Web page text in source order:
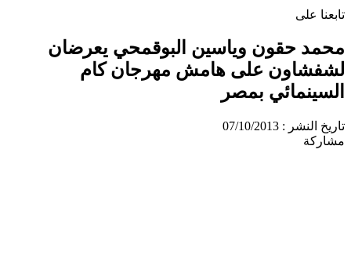
تابعنا على
محمد حقون وياسين البوقمحي يعرضان
لشفشاون على هامش مهرجان كام
السينمائي بمصر
تاريخ النشر : 07/10/2013
مشاركة